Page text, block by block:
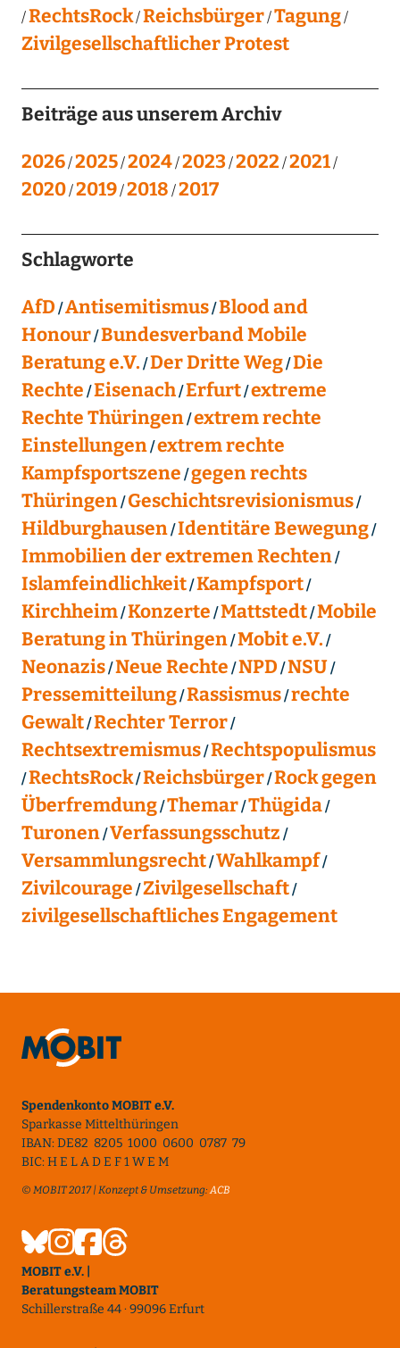
RechtsRock Reichsbürger Tagung
Zivilgesellschaftlicher Protest
Beiträge aus unserem Archiv
2026 2025 2024 2023 2022 2021
2020 2019 2018 2017
Schlagworte
AfD Antisemitismus Blood and
Honour Bundesverband Mobile
Beratung e.V. Der Dritte Weg Die
Rechte Eisenach Erfurt extreme
Rechte Thüringen extrem rechte
Einstellungen extrem rechte
Kampfsportszene gegen rechts
Thüringen Geschichtsrevisionismus
Hildburghausen Identitäre Bewegung
Immobilien der extremen Rechten
Islamfeindlichkeit Kampfsport
Kirchheim Konzerte Mattstedt Mobile
Beratung in Thüringen Mobit e.V.
Neonazis Neue Rechte NPD NSU
Pressemitteilung Rassismus rechte
Gewalt Rechter Terror
Rechtsextremismus Rechtspopulismus
RechtsRock Reichsbürger Rock gegen
Überfremdung Themar Thügida
Turonen Verfassungsschutz
Versammlungsrecht Wahlkampf
Zivilcourage Zivilgesellschaft
zivilgesellschaftliches Engagement
Spendenkonto MOBIT e.V.
Sparkasse Mittelthüringen
IBAN: DE82 8205 1000 0600 0787 79
BIC: H E L A D E F 1 W E M
© MOBIT 2017 | Konzept & Umsetzung:ACB
MOBIT e.V. |
Beratungsteam MOBIT
Schillerstraße 44 · 99096 Erfurt